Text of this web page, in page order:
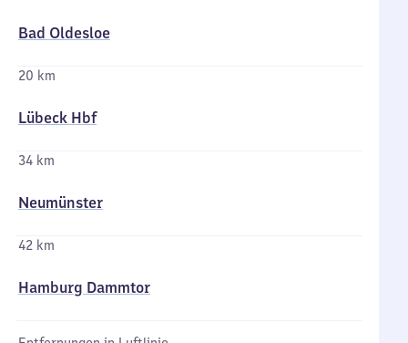
Bad Oldesloe
20 km
Lübeck Hbf
34 km
Neumünster
42 km
Hamburg Dammtor